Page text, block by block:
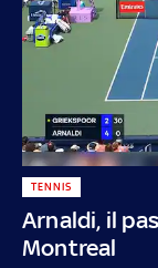
Arnaldi, il
Montreal
TENNIS